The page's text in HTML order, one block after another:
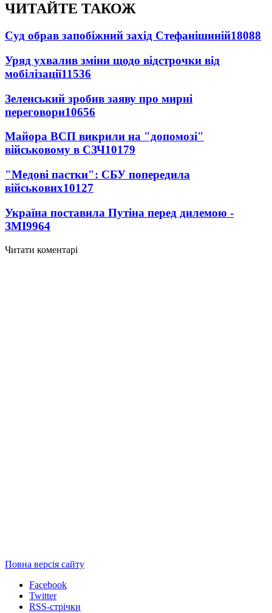
ЧИТАЙТЕ ТАКОЖ
Суд обрав запобіжний захід Стефанішиній18088
Уряд ухвалив зміни щодо відстрочки від
мобілізації11536
Зеленський зробив заяву про мирні
переговори10656
Майора ВСП викрили на "допомозі"
військовому в СЗЧ10179
"Медові пастки": СБУ попередила
військових10127
Україна поставила Путіна перед дилемою -
ЗМІ9964
Читати коментарі
Повна версія сайту
Facebook
Twitter
RSS-стрічки